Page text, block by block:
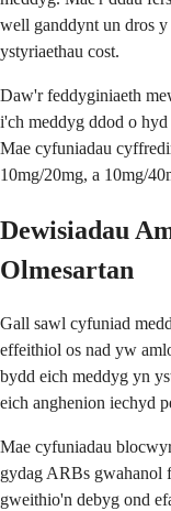
well ganddynt un dros
ystyriaethau cost.
Daw'r feddyginiaeth
i'ch meddyg ddod o
Mae cyfuniadau
10mg/20mg, a 10mg/
Dewisiadau
Olmesartan
Gall sawl cyfuniad
effeithiol os nad yw
bydd eich meddyg yn
eich anghenion iechyd
Mae cyfuniadau
gydag ARBs gwahanol
gweithio'n debyg ond